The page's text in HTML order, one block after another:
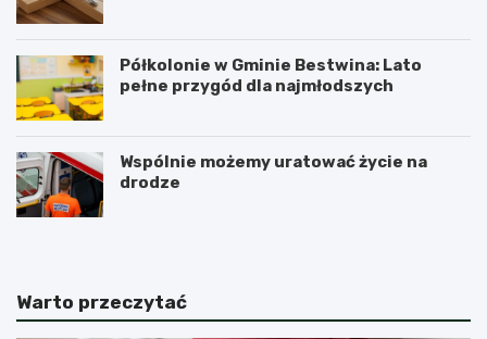
Półkolonie w Gminie Bestwina: Lato
pełne przygód dla najmłodszych
Wspólnie możemy uratować życie na
drodze
Warto przeczytać